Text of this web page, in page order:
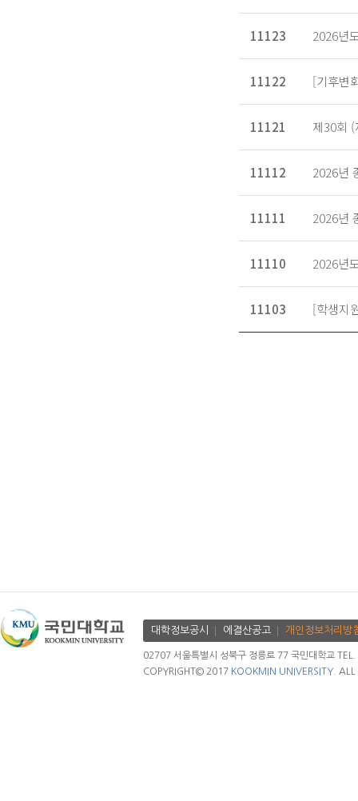
11123 2026년
11122 [기후변
11121 제30회
11112 2026년
11111 2026년
11110 2026년
11103 [학생지
대학정보공시 에결산공고 개인정보처리방
02707 서울특별시 성북구 정릉로 77 국민대학교
COPYRIGHT© 2017 KOOKMIN UNIVERSITY. ALL